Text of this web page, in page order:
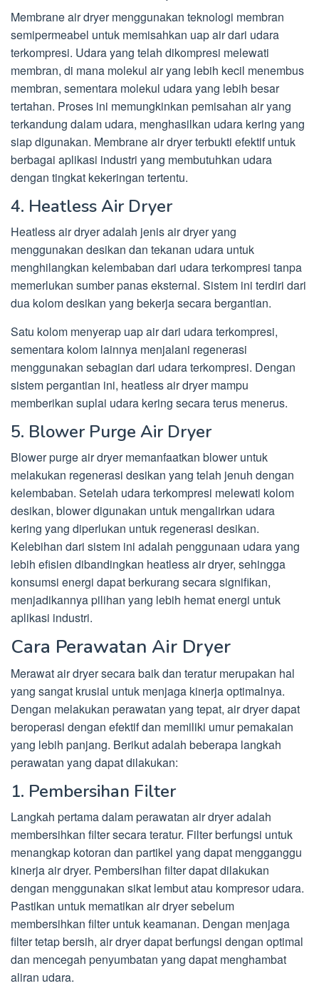
Membrane air dryer menggunakan teknologi membran
semipermeabel untuk memisahkan uap air dari udara
terkompresi. Udara yang telah dikompresi melewati
membran, di mana molekul air yang lebih kecil menembus
membran, sementara molekul udara yang lebih besar
tertahan. Proses ini memungkinkan pemisahan air yang
terkandung dalam udara, menghasilkan udara kering yang
siap digunakan. Membrane air dryer terbukti efektif untuk
berbagai aplikasi industri yang membutuhkan udara
dengan tingkat kekeringan tertentu.
4. Heatless Air Dryer
Heatless air dryer adalah jenis air dryer yang
menggunakan desikan dan tekanan udara untuk
menghilangkan kelembaban dari udara terkompresi tanpa
memerlukan sumber panas eksternal. Sistem ini terdiri dari
dua kolom desikan yang bekerja secara bergantian.
Satu kolom menyerap uap air dari udara terkompresi,
sementara kolom lainnya menjalani regenerasi
menggunakan sebagian dari udara terkompresi. Dengan
sistem pergantian ini, heatless air dryer mampu
memberikan suplai udara kering secara terus menerus.
5. Blower Purge Air Dryer
Blower purge air dryer memanfaatkan blower untuk
melakukan regenerasi desikan yang telah jenuh dengan
kelembaban. Setelah udara terkompresi melewati kolom
desikan, blower digunakan untuk mengalirkan udara
kering yang diperlukan untuk regenerasi desikan.
Kelebihan dari sistem ini adalah penggunaan udara yang
lebih efisien dibandingkan heatless air dryer, sehingga
konsumsi energi dapat berkurang secara signifikan,
menjadikannya pilihan yang lebih hemat energi untuk
aplikasi industri.
Cara Perawatan Air Dryer
Merawat air dryer secara baik dan teratur merupakan hal
yang sangat krusial untuk menjaga kinerja optimalnya.
Dengan melakukan perawatan yang tepat, air dryer dapat
beroperasi dengan efektif dan memiliki umur pemakaian
yang lebih panjang. Berikut adalah beberapa langkah
perawatan yang dapat dilakukan:
1. Pembersihan Filter
Langkah pertama dalam perawatan air dryer adalah
membersihkan filter secara teratur. Filter berfungsi untuk
menangkap kotoran dan partikel yang dapat mengganggu
kinerja air dryer. Pembersihan filter dapat dilakukan
dengan menggunakan sikat lembut atau kompresor udara.
Pastikan untuk mematikan air dryer sebelum
membersihkan filter untuk keamanan. Dengan menjaga
filter tetap bersih, air dryer dapat berfungsi dengan optimal
dan mencegah penyumbatan yang dapat menghambat
aliran udara.